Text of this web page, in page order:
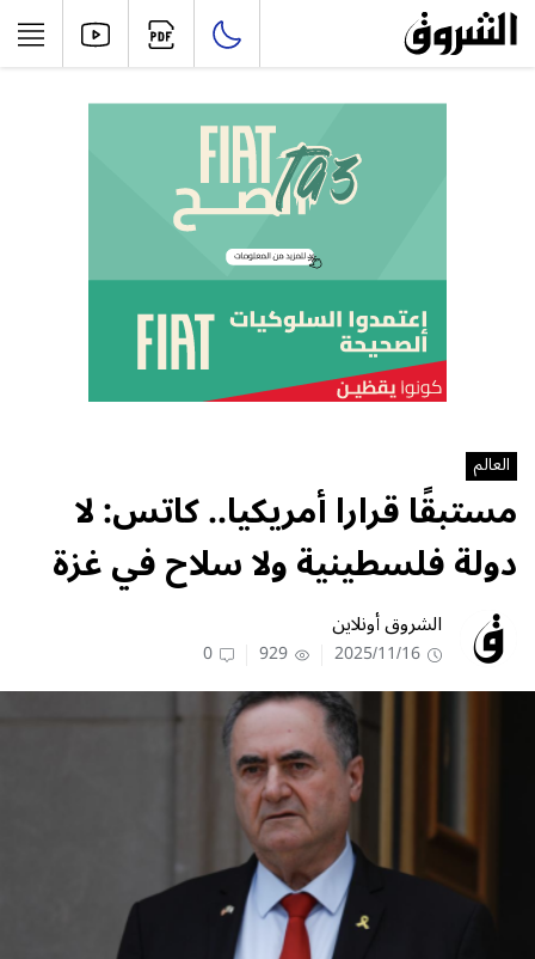
العالم
مستبقًا قرارا أمريكيا.. كاتس: لا
دولة فلسطينية ولا سلاح في غزة
الشروق أونلاين
2025/11/16
929
0